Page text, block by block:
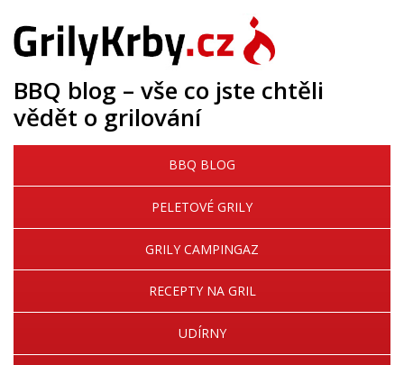
BBQ blog – vše co jste chtěli
vědět o grilování
BBQ BLOG
PELETOVÉ GRILY
GRILY CAMPINGAZ
RECEPTY NA GRIL
UDÍRNY